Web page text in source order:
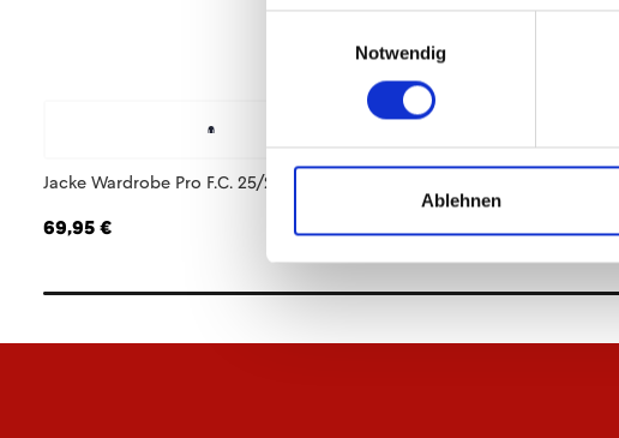
Notwendig
Ablehnen
Jacke Wardrobe Pro F.C. 25/26 Herren
69,95 €
Herren
79,95 €